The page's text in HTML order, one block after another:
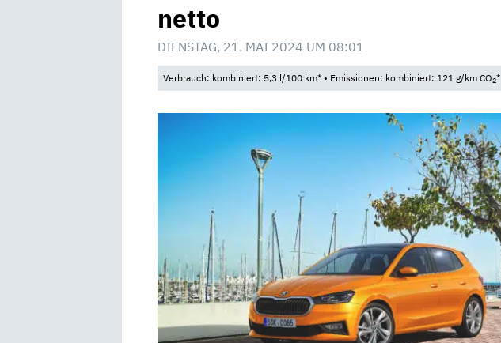
netto
DIENSTAG, 21. MAI 2024 UM 08:01
Verbrauch: kombiniert: 5,3 l/100 km* • Emissionen: kombiniert: 121 g/km CO2*